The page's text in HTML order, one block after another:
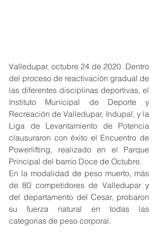
Valledupar, octubre 24 de 2020. Dentro
del proceso de reactivación gradual de
las diferentes disciplinas deportivas, el
Instituto Municipal de Deporte y
Recreación de Valledupar, Indupal, y la
Liga de Levantamiento de Potencia
clausuraron con éxito el Encuentro de
Powerlifting, realizado en el Parque
Principal del barrio Doce de Octubre.
En la modalidad de peso muerto, más
de 80 competidores de Valledupar y
del departamento del Cesar, probaron
su fuerza natural en todas las
categorías de peso corporal.